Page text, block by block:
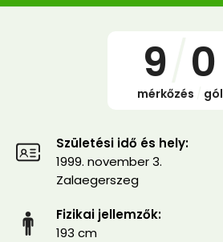
9 0
mérkőzés gól
Születési idő és hely:
1999. november 3.
Zalaegerszeg
Fizikai jellemzők:
193 cm